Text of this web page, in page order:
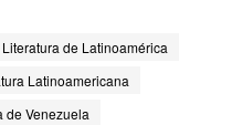
Literatura de Latinoamérica
Latinoamericana
de Venezuela